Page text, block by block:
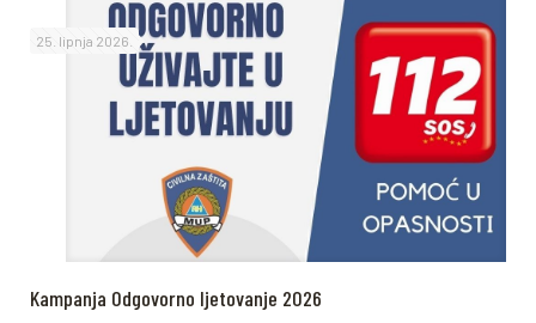
25. lipnja 2026.
Kampanja Odgovorno ljetovanje 2026